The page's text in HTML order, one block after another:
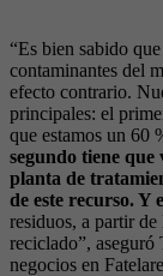
“Es bien sabido
contaminantes del
efecto contrario.
principales: el
que estamos un 60
segundo tiene que
planta de
de este recurso. Y
residuos, a partir
reciclado”,
negocios en